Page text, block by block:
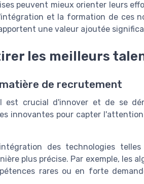
peuvent mieux orienter leurs
et la formation de ces
une valeur ajoutée
les meilleurs
de recrutement
crucial d'innover et de se
innovantes pour capter
des technologies
plus précise. Par exemple, les
rares ou en forte